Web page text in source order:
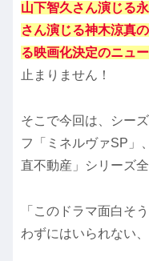
山下智久さん演じる
さん演じる神木涼真
る映画化決定のニュ
止まりません！
そこで今回は、シー
フ「ミネルヴァSP」
直不動産」シリーズ
「このドラマ面白そ
わずにはいられない